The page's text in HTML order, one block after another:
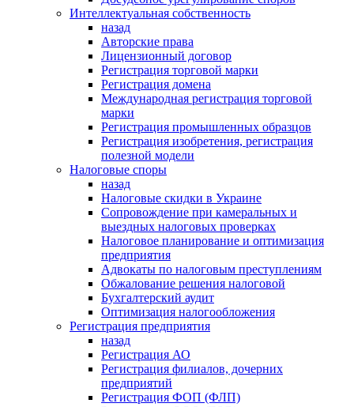
Интеллектуальная собственность
назад
Авторские права
Лицензионный договор
Регистрация торговой марки
Регистрация домена
Международная регистрация торговой
марки
Регистрация промышленных образцов
Регистрация изобретения, регистрация
полезной модели
Налоговые споры
назад
Налоговые скидки в Украине
Сопровождение при камеральных и
выездных налоговых проверках
Налоговое планирование и оптимизация
предприятия
Адвокаты по налоговым преступлениям
Обжалование решения налоговой
Бухгалтерский аудит
Оптимизация налогообложения
Регистрация предприятия
назад
Регистрация АО
Регистрация филиалов, дочерних
предприятий
Регистрация ФОП (ФЛП)